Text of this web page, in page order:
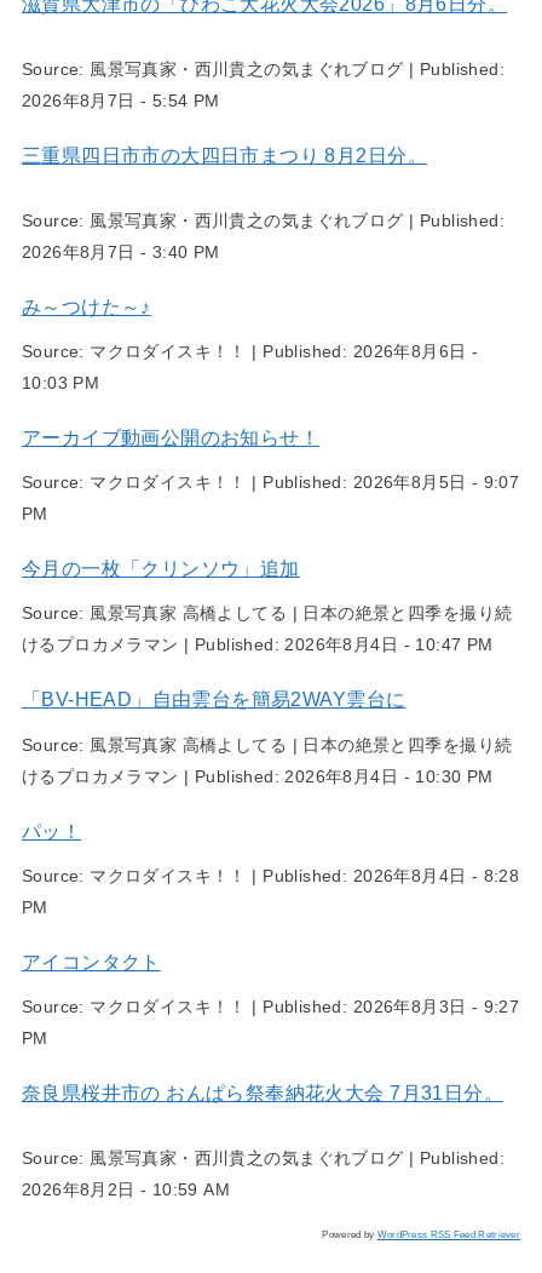
Source: 風景写真家・西川貴之の気まぐれブログ | Published:
2026年8月7日 - 5:54 PM
三重県四日市市の大四日市まつり 8月2日分。
Source: 風景写真家・西川貴之の気まぐれブログ | Published:
2026年8月7日 - 3:40 PM
み～つけた～♪
Source: マクロダイスキ！！ | Published: 2026年8月6日 -
10:03 PM
アーカイブ動画公開のお知らせ！
Source: マクロダイスキ！！ | Published: 2026年8月5日 - 9:07
PM
今月の一枚「クリンソウ」追加
Source: 風景写真家 高橋よしてる | 日本の絶景と四季を撮り続
けるプロカメラマン | Published:2026年8月4日 - 10:47 PM
「BV-HEAD」自由雲台を簡易2WAY雲台に
Source: 風景写真家 高橋よしてる | 日本の絶景と四季を撮り続
けるプロカメラマン | Published: 2026年8月4日 - 10:30 PM
パッ！
Source: マクロダイスキ！！ | Published: 2026年8月4日 - 8:28
PM
アイコンタクト
Source: マクロダイスキ！！ | Published: 2026年8月3日 - 9:27
PM
奈良県桜井市の おんぱら祭奉納花火大会 7月31日分。
Source: 風景写真家・西川貴之の気まぐれブログ | Published:
2026年8月2日 - 10:59 AM
Powered by WordPress RSS Feed Retriever